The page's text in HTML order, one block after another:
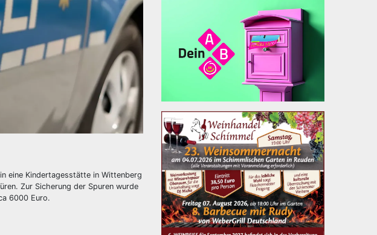
eine Kindertagesstätte in Wittenberg
Zur Sicherung der Spuren wurde
6000 Euro.